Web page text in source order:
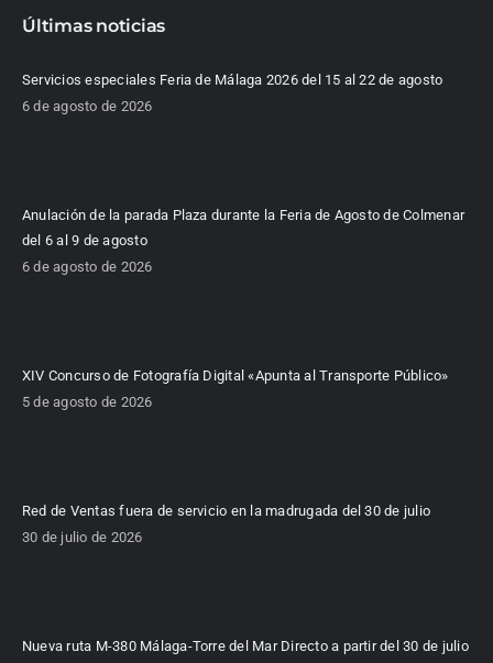
Últimas noticias
Servicios especiales Feria de Málaga 2026 del 15 al 22 de agosto
6 de agosto de 2026
Anulación de la parada Plaza durante la Feria de Agosto de Colmenar
del 6 al 9 de agosto
6 de agosto de 2026
XIV Concurso de Fotografía Digital «Apunta al Transporte Público»
5 de agosto de 2026
Red de Ventas fuera de servicio en la madrugada del 30 de julio
30 de julio de 2026
Nueva ruta M-380 Málaga-Torre del Mar Directo a partir del 30 de julio